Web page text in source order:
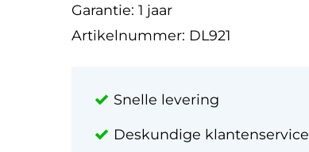
Garantie: 1 jaar
Artikelnummer: DL921
Snelle levering
Deskundige klantenservice